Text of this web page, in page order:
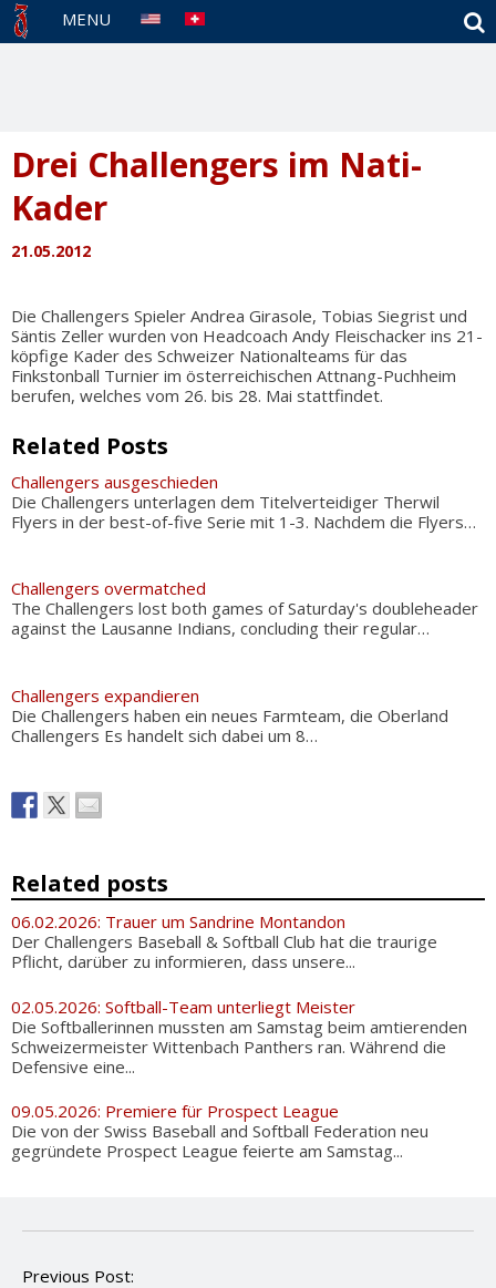
MENU
Drei Challengers im Nati-
Kader
21.05.2012
Die Challengers Spieler Andrea Girasole, Tobias Siegrist und
Säntis Zeller wurden von Headcoach Andy Fleischacker ins 21-
köpfige Kader des Schweizer Nationalteams für das
Finkstonball Turnier im österreichischen Attnang-Puchheim
berufen, welches vom 26. bis 28. Mai stattfindet.
Related Posts
Challengers ausgeschieden
Die Challengers unterlagen dem Titelverteidiger Therwil
Flyers in der best-of-five Serie mit 1-3. Nachdem die Flyers…
Challengers overmatched
The Challengers lost both games of Saturday's doubleheader
against the Lausanne Indians, concluding their regular…
Challengers expandieren
Die Challengers haben ein neues Farmteam, die Oberland
Challengers Es handelt sich dabei um 8…
Related posts
06.02.2026: Trauer um Sandrine Montandon
Der Challengers Baseball & Softball Club hat die traurige
Pflicht, darüber zu informieren, dass unsere...
02.05.2026: Softball-Team unterliegt Meister
Die Softballerinnen mussten am Samstag beim amtierenden
Schweizermeister Wittenbach Panthers ran. Während die
Defensive eine...
09.05.2026: Premiere für Prospect League
Die von der Swiss Baseball and Softball Federation neu
gegründete Prospect League feierte am Samstag...
P
Previous Post: